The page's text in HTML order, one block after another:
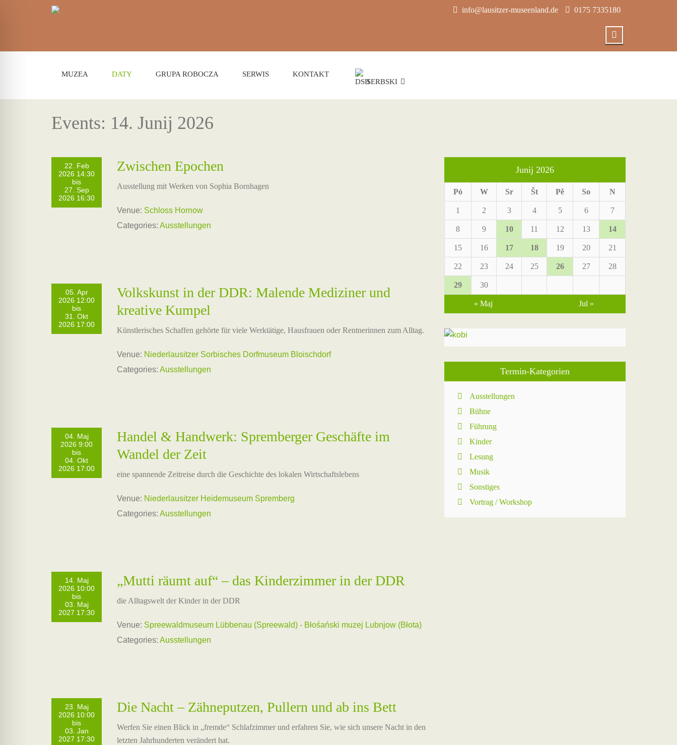
info@lausitzer-museenland.de 0175 7335180
MUZEA DATY GRUPA ROBOCZA SERWIS
KONTAKT
SERBSKI
Events: 14. Junij 2026
22. Feb
2026 14:30
bis
27. Sep
2026 16:30
Zwischen Epochen
Ausstellung mit Werken von Sophia Bornhagen
Venue: Schloss Hornow
Categories: Ausstellungen
05. Apr
2026 12:00
bis
31. Okt
2026 17:00
Volkskunst in der DDR: Malende Mediziner und
kreative Kumpel
Künstlerisches Schaffen gehörte für viele Werktätige, Hausfrauen oder Rentnerinnen zum Alltag.
Venue: Niederlausitzer Sorbisches Dorfmuseum Bloischdorf
Categories: Ausstellungen
04. Maj
2026 9:00
bis
04. Okt
2026 17:00
Handel & Handwerk: Spremberger Geschäfte im
Wandel der Zeit
eine spannende Zeitreise durch die Geschichte des lokalen Wirtschaftslebens
Venue: Niederlausitzer Heidemuseum Spremberg
Categories: Ausstellungen
14. Maj
2026 10:00
bis
03. Maj
2027 17:30
„Mutti räumt auf“ – das Kinderzimmer in der DDR
die Alltagswelt der Kinder in der DDR
Venue: Spreewaldmuseum Lübbenau (Spreewald) - Błośański muzej Lubnjow (Błota)
Categories: Ausstellungen
23. Maj
2026 10:00
bis
03. Jan
2027 17:30
Die Nacht – Zähneputzen, Pullern und ab ins Bett
Werfen Sie einen Blick in „fremde“ Schlafzimmer und erfahren Sie, wie sich unsere Nacht in den
letzten Jahrhunderten verändert hat.
Junij 2026
Pó W Sr Št Pě So N
1 2 3 4 5 6 7
8 9 10 11 12 13 14
15 16 17 18 19 20 21
22 23 24 25 26 27 28
29 30
« Maj Jul »
Termin-Kategorien
Ausstellungen
Bühne
Führung
Kinder
Lesung
Musik
Sonstiges
Vortrag / Workshop